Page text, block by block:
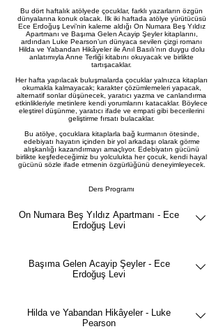
Bu dört haftalık atölyede çocuklar, farklı yazarların özgün
dünyalarına konuk olacak. İlk iki haftada atölye yürütücüsü
Ece Erdoğuş Levi’nin kaleme aldığı On Numara Beş Yıldız
Apartmanı ve Başıma Gelen Acayip Şeyler kitaplarını,
ardından Luke Pearson’un dünyaca sevilen çizgi romanı
Hilda ve Yabandan Hikâyeler ile Anıl Basılı’nın duygu dolu
anlatımıyla Anne Terliği kitabını okuyacak ve birlikte
tartışacaklar.
Her hafta yapılacak buluşmalarda çocuklar yalnızca kitapları
okumakla kalmayacak; karakter çözümlemeleri yapacak,
alternatif sonlar düşünecek, yaratıcı yazma ve canlandırma
etkinlikleriyle metinlere kendi yorumlarını katacaklar. Böylece
eleştirel düşünme, yaratıcı ifade ve empati gibi becerilerini
geliştirme fırsatı bulacaklar.
Bu atölye, çocuklara kitaplarla bağ kurmanın ötesinde,
edebiyatı hayatın içinden bir yol arkadaşı olarak görme
alışkanlığı kazandırmayı amaçlıyor. Edebiyatın gücünü
birlikte keşfedeceğimiz bu yolculukta her çocuk, kendi hayal
gücünü sözle ifade etmenin özgürlüğünü deneyimleyecek.
Ders Programı
On Numara Beş Yıldız Apartmanı - Ece
Erdoğuş Levi
Başıma Gelen Acayip Şeyler - Ece
Erdoğuş Levi
Hilda ve Yabandan Hikâyeler - Luke
Pearson